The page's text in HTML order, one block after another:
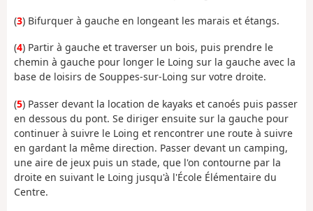
(3) Bifurquer à gauche en longeant les marais et étangs.
(4) Partir à gauche et traverser un bois, puis prendre le
chemin à gauche pour longer le Loing sur la gauche avec la
base de loisirs de Souppes-sur-Loing sur votre droite.
(5) Passer devant la location de kayaks et canoés puis passer
en dessous du pont. Se diriger ensuite sur la gauche pour
continuer à suivre le Loing et rencontrer une route à suivre
en gardant la même direction. Passer devant un camping,
une aire de jeux puis un stade, que l'on contourne par la
droite en suivant le Loing jusqu'à l'École Élémentaire du
Centre.